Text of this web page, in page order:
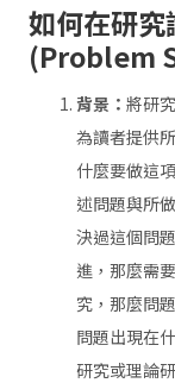
如何在研
(Problem
背景： 將研
為讀者提供
什麼要做這
述問題與所
決過這個問
進，那麼需
究，那麼問
問題出現在
研究或理論